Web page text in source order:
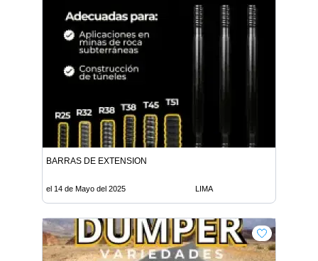
BARRAS DE EXTENSION
el 14 de Mayo del 2025 LIMA